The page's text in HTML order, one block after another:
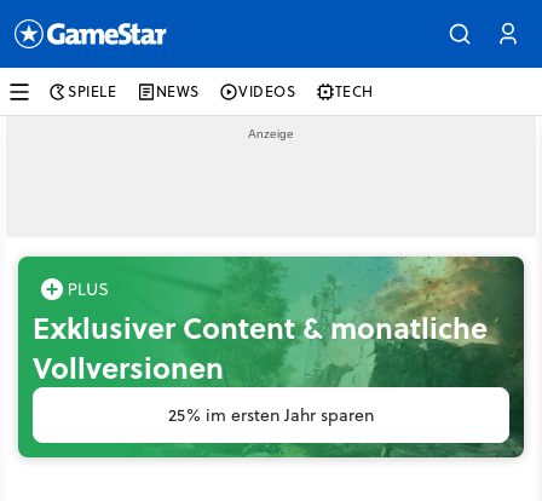
SPIELE NEWS VIDEOS TECH
Exklusiver Content & monatliche
Vollversionen
25% im ersten Jahr sparen